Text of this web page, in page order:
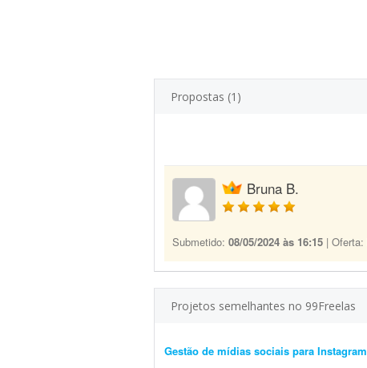
Propostas (1)
Bruna B.
Submetido: 08/05/2024 às 16:15 | Oferta:
Projetos semelhantes no 99Freelas
Gestão de mídias sociais para Instagram